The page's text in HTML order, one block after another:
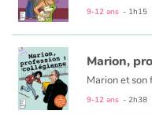
9-12 ans - 1h15
Marion,
9-12 ans - 2h38